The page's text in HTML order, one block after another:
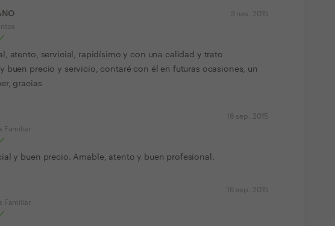
3 nov. 2015
atento, servicial, rapidísimo y con una calidad y trato
buen precio y servicio, contaré con él en futuras ocasiones, un
gracias
Familiar
16 sep. 2015
y buen precio. Amable, atento y buen profesional.
Familiar
16 sep. 2015